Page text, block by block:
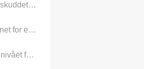
Hva er det beste fibertilskuddet å ta?
Hva er det beste vitaminet for energi?
Hva er det beste ferritinnivået for å redusere kreftrisikoen?